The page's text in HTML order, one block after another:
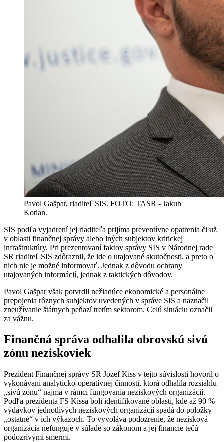
Pavol Gašpar, riaditeľ SIS. FOTO: TASR - Jakub
Kotian.
SIS podľa vyjadrení jej riaditeľa prijíma preventívne opatrenia či už
v oblasti finančnej správy alebo iných subjektov kritickej
infraštruktúry. Pri prezentovaní faktov správy SIS v Národnej rade
SR riaditeľ SIS zdôraznil, že ide o utajované skutočnosti, a preto o
nich nie je možné informovať. Jednak z dôvodu ochrany
utajovaných informácií, jednak z taktických dôvodov.
Pavol Gašpar však potvrdil nežiadúce ekonomické a personálne
prepojenia rôznych subjektov uvedených v správe SIS a naznačil
zneužívanie štátnych peňazí tretím sektorom. Celú situáciu označil
za vážnu.
Finančná správa odhalila obrovskú sivú
zónu neziskoviek
Prezident Finančnej správy SR Jozef Kiss v tejto súvislosti hovoril o
vykonávaní analyticko-operatívnej činnosti, ktorá odhalila rozsiahlu
„sivú zónu“ najmä v rámci fungovania neziskových organizácií.
Podľa prezidenta FS Kissa boli identifikované oblasti, kde až 90 %
výdavkov jednotlivých neziskových organizácií spadá do položky
„ostatné“ v ich výkazoch. To vyvoláva podozrenie, že nezisková
organizácia nefunguje v súlade so zákonom a jej financie tečú
podozrivými smermi.